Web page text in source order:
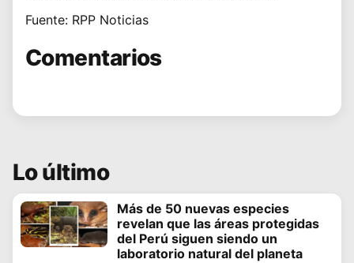
Fuente: RPP Noticias
Comentarios
Lo último
Más de 50 nuevas especies
revelan que las áreas protegidas
del Perú siguen siendo un
laboratorio natural del planeta